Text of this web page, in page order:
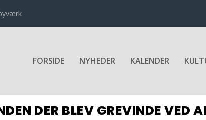
FORSIDE NYHEDER KALENDER
DER BLEV GREVINDE VED